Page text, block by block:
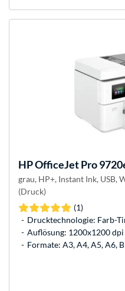
HPOfficeJet Pro
grau, HP+, Instant Ink, USB,
(Druck)
(1)
Drucktechnologie: Farb-
Auflösung: 1200x1200 dpi
Formate: A3, A4, A5, A6,